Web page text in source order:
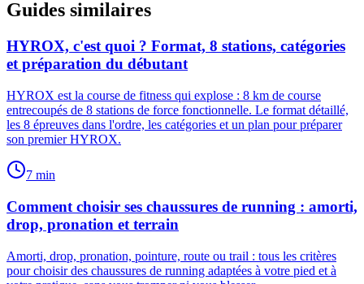
Guides similaires
HYROX, c'est quoi ? Format, 8 stations, catégories
et préparation du débutant
HYROX est la course de fitness qui explose : 8 km de course
entrecoupés de 8 stations de force fonctionnelle. Le format détaillé,
les 8 épreuves dans l'ordre, les catégories et un plan pour préparer
son premier HYROX.
7 min
Comment choisir ses chaussures de running : amorti,
drop, pronation et terrain
Amorti, drop, pronation, pointure, route ou trail : tous les critères
pour choisir des chaussures de running adaptées à votre pied et à